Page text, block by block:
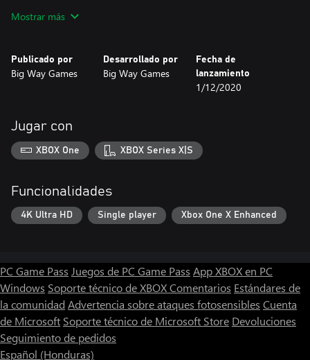
recuerdos. ¡Pero no bajes la guardia! La senda que conduce a la
Mostrar más
Publicado por
Big Way Games
Desarrollado por
Big Way Games
Fecha de
lanzamiento
1/12/2020
Jugar con
XBOX One XBOX Series X|S
Funcionalidades
4K Ultra HD Single player Xbox One X Enhanced
PC Game Pass Juegos de PC Game Pass App XBOX en PC
Windows Soporte técnico de XBOXComentarios Estándares de
la comunidad Advertencia sobre ataques fotosensibles Cuenta
de Microsoft Soporte técnico de Microsoft Store Devoluciones
Seguimiento de pedidos
Español (Honduras)